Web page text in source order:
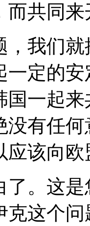
而共同来
，我们
一定的
国一起
没有任
应该向
了。这
克这个